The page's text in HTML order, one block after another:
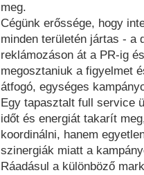
meg.
Cégünk erőssége, hogy
minden területén jártas - a
reklámozáson át a PR-ig
megosztaniuk a figyelmet
átfogó, egységes
Egy tapasztalt full service
időt és energiát takarít
koordinálni, hanem
szinergiák miatt a
Ráadásul a különböző